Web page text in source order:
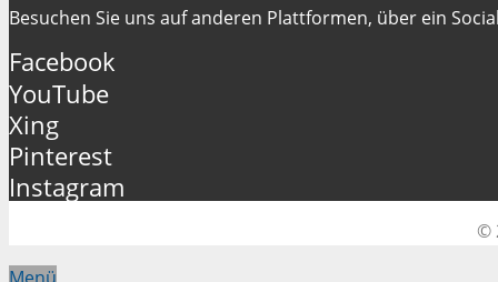
Besuchen Sie uns auf anderen Plattformen, über ein
Facebook
YouTube
Xing
Pinterest
Instagram
©